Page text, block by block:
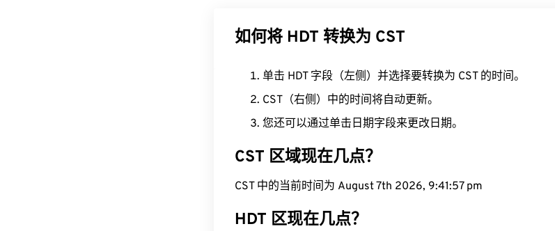
如何将 HDT 转换为 CST
单击 HDT 字段（左侧）并选择要转换为 CST 的时间。
CST（右侧）中的时间将自动更新。
您还可以通过单击日期字段来更改日期。
CST 区域现在几点？
CST 中的当前时间为 August 7th 2026, 9:41:58 pm
HDT 区现在几点？